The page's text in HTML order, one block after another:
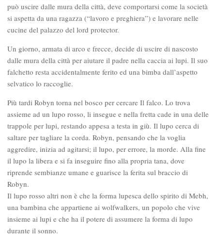
può uscire dalle mura della città, deve comportarsi come la società
si aspetta da una ragazza (“lavoro e preghiera”) e lavorare nelle
cucine del palazzo del lord protector.
Un giorno, armata di arco e frecce, decide di uscire di nascosto
dalle mura della città per aiutare il padre nella caccia ai lupi. Il suo
falchetto resta accidentalmente ferito ed una bimba dall’aspetto
selvatico lo raccoglie.
Più tardi Robyn torna nel bosco per cercare Il falco. Lo trova
assieme ad un lupo rosso, li insegue e nella fretta cade in una delle
trappole per lupi, restando appesa a testa in giù. Il lupo cerca di
saltare per tagliare la corda. Robyn, pensando che la voglia
aggredire, inizia ad agitarsi; il lupo, per errore, la morde. Alla fine
il lupo la libera e si fa inseguire fino alla propria tana, dove
riprende sembianze umane e guarisce la ferita sul braccio di
Robyn.
Il lupo rosso altri non è che la forma lupesca dello spirito di Mebh,
una bambina che appartiene ai wolfwalkers, un popolo che vive
insieme ai lupi e che ha il potere di assumere la forma di lupo
durante il sonno.